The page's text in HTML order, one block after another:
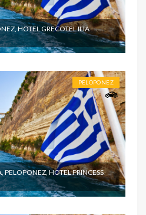
HOTEL GRECOTEL ILIA
PELOPONEZ
PELOPONEZ, HOTEL PRINCESS